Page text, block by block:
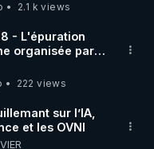
2.1 k views
- L'épuration
organisée par
la truelle
222 views
sur l’IA,
et les OVNI